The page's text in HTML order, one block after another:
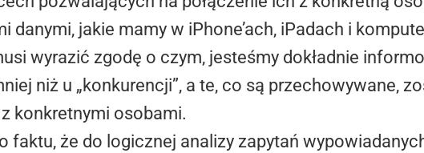
danymi, jakie mamy w iPhone’ach, iPadach i
wyrazić zgodę o czym, jesteśmy dokładnie
niż u „konkurencji”, a te, co są przechowywane,
konkretnymi osobami.
faktu, że do logicznej analizy zapytań